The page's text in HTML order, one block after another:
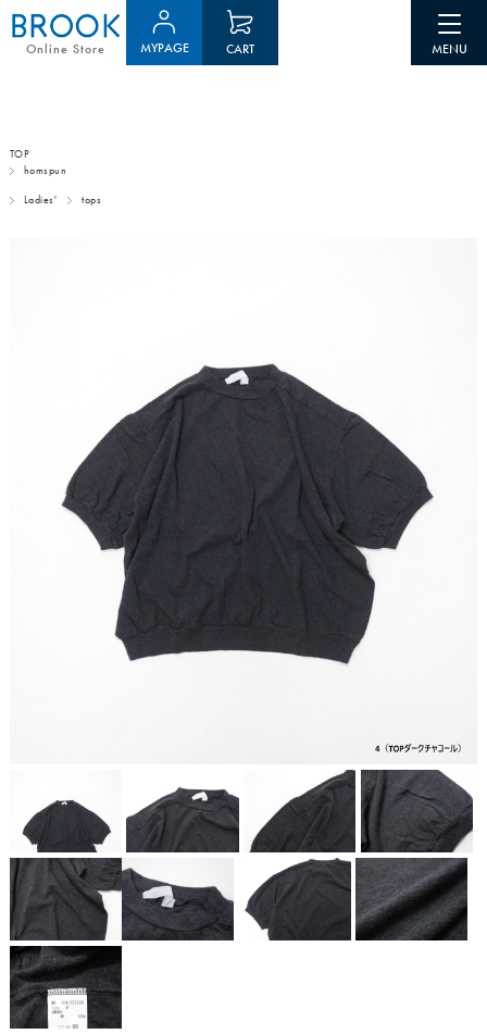
Online Store MYPAGE CART
TOP
homspun
Ladies' tops